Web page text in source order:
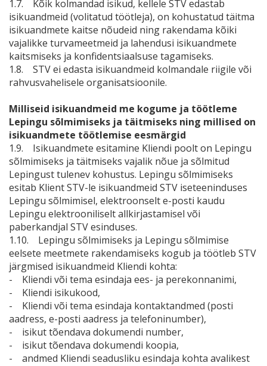
1.7. Kõik kolmandad isikud, kellele STV edastab
isikuandmeid (volitatud töötleja), on kohustatud täitma
isikuandmete kaitse nõudeid ning rakendama kõiki
vajalikke turvameetmeid ja lahendusi isikuandmete
kaitsmiseks ja konfidentsiaalsuse tagamiseks.
1.8. STV ei edasta isikuandmeid kolmandale riigile või
rahvusvahelisele organisatsioonile.
Milliseid isikuandmeid me kogume ja töötleme
Lepingu sõlmimiseks ja täitmiseks ning millised on
isikuandmete töötlemise eesmärgid
1.9. Isikuandmete esitamine Kliendi poolt on Lepingu
sõlmimiseks ja täitmiseks vajalik nõue ja sõlmitud
Lepingust tulenev kohustus. Lepingu sõlmimiseks
esitab Klient STV-le isikuandmeid STV iseteeninduses
Lepingu sõlmimisel, elektroonselt e-posti kaudu
Lepingu elektrooniliselt allkirjastamisel või
paberkandjal STV esinduses.
1.10. Lepingu sõlmimiseks ja Lepingu sõlmimise
eelsete meetmete rakendamiseks kogub ja töötleb STV
järgmised isikuandmeid Kliendi kohta:
- Kliendi või tema esindaja ees- ja perekonnanimi,
- Kliendi isikukood,
- Kliendi või tema esindaja kontaktandmed (posti
aadress, e-posti aadress ja telefoninumber),
- isikut tõendava dokumendi number,
- isikut tõendava dokumendi koopia,
- andmed Kliendi seadusliku esindaja kohta avalikest